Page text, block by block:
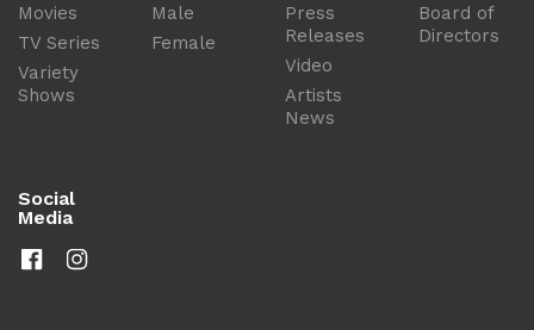
Movies
TV Series
Variety
Shows
Male
Female
Press
Releases
Video
Artists
News
Board of
Directors
Social
Media